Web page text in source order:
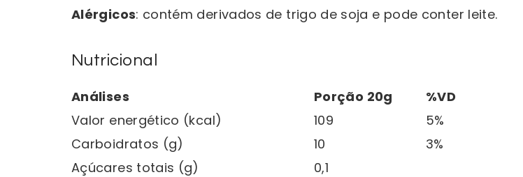
Alérgicos: contém derivados de trigo de soja e pode conter leite.
Nutricional
Análises Porção 20g
%VD
Valor energético (kcal)
109
5%
Carboidratos (g)
10
3%
Açúcares totais (g)
0,1